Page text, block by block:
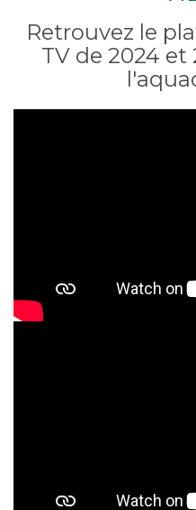
Retrouvez le
TV de 2024 et